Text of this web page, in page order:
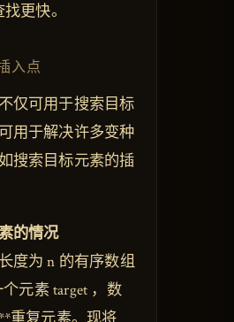
更快。
入点
仅可用于搜索目标
用于解决许多变种
搜索目标元素的插
的情况
度为 n 的有序数组
个元素 target ，数